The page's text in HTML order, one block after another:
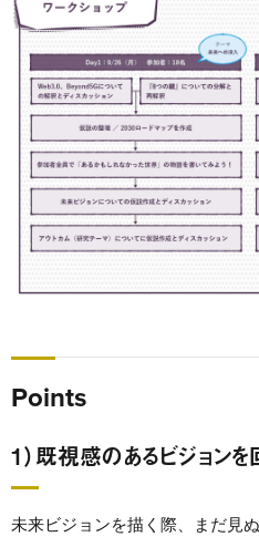
Points
1）既視感のあるビジョン
未来ビジョンを描く際、まだ見